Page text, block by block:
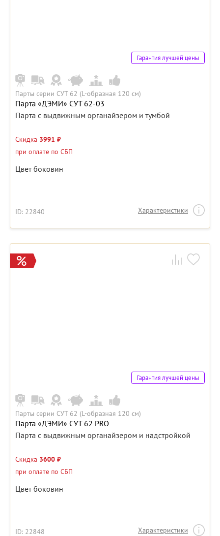
Гарантия лучшей цены
Парты серии СУТ 62 (L-образная 120 см)
Парта «ДЭМИ» СУТ 62-03
Парта с выдвижным органайзером и тумбой
Скидка 3991 ₽
при оплате по СБП
Цвет боковин
ID: 22840 Характеристики
Гарантия лучшей цены
Парты серии СУТ 62 (L-образная 120 см)
Парта «ДЭМИ» СУТ 62 PRO
Парта с выдвижным органайзером и надстройкой
Скидка 3600 ₽
при оплате по СБП
Цвет боковин
ID: 22848 Характеристики